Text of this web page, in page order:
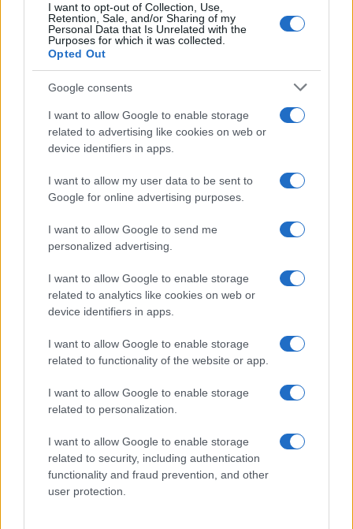
I want to opt-out of Collection, Use,
Retention, Sale, and/or Sharing of my
Personal Data that Is Unrelated with the
Purposes for which it was collected.
Opted Out
Google consents
I want to allow Google to enable storage
related to advertising like cookies on web or
device identifiers in apps.
I want to allow my user data to be sent to
Google for online advertising purposes.
I want to allow Google to send me
personalized advertising.
I want to allow Google to enable storage
related to analytics like cookies on web or
device identifiers in apps.
I want to allow Google to enable storage
related to functionality of the website or app.
I want to allow Google to enable storage
related to personalization.
I want to allow Google to enable storage
related to security, including authentication
functionality and fraud prevention, and other
user protection.
i tuoi video e le tue foto
Su WhatsApp al numero +39
345 356 7512
Ricevi le nostre ultime news
daGoogle News
Condividi l'articolo
F
a
ce
b
o
o
k
T
w
it
te
r
Pi
n
te
re
st
W
h
at
s
A
p
S
h
a
Articolo precedente
Prossimo articolo
NOTIZIE RECENTI